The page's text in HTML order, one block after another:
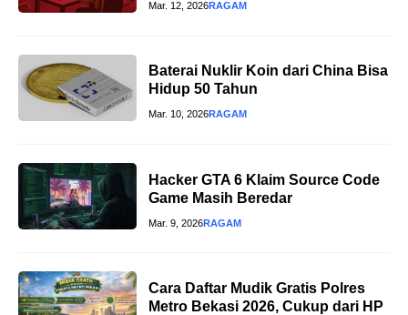
Mar. 12, 2026RAGAM
Baterai Nuklir Koin dari China Bisa
Hidup 50 Tahun
Mar. 10, 2026RAGAM
Hacker GTA 6 Klaim Source Code
Game Masih Beredar
Mar. 9, 2026RAGAM
Cara Daftar Mudik Gratis Polres
Metro Bekasi 2026, Cukup dari HP